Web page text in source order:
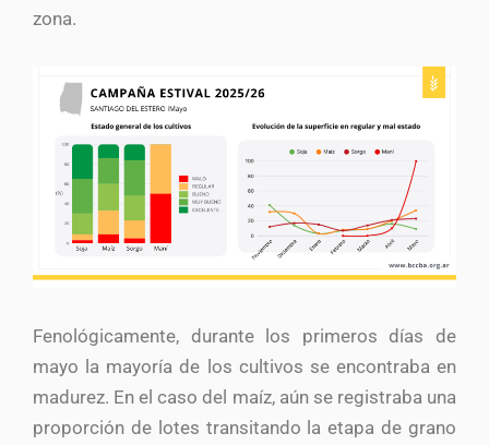
zona.
Fenológicamente, durante los primeros días de
mayo la mayoría de los cultivos se encontraba en
madurez. En el caso del maíz, aún se registraba una
proporción de lotes transitando la etapa de grano